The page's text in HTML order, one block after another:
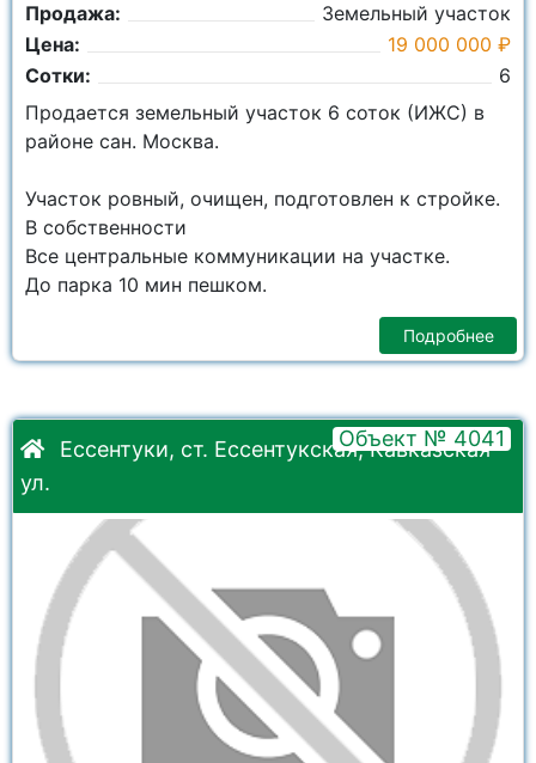
Продажа:
Земельный участок
Цена:
19 000 000 ₽
Сотки:
6
Продается земельный участок 6 соток (ИЖС) в
районе сан. Москва.
Участок ровный, очищен, подготовлен к стройке.
В собственности
Все центральные коммуникации на участке.
До парка 10 мин пешком.
Подробнее
Ессентуки, ст. Ессентукская, Кавказская
ул.
Объект № 4041